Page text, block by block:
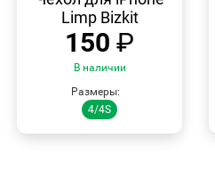
Limp Bizkit
150 ₽
В наличии
Размеры:
4/4S